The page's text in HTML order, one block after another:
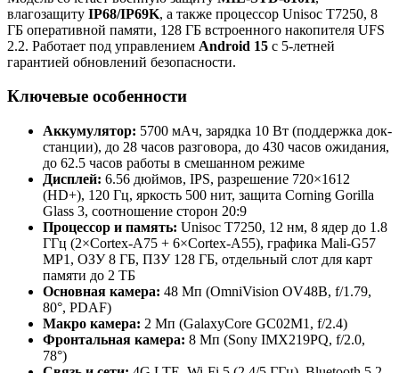
влагозащиту IP68/IP69K, а также процессор Unisoc T7250, 8
ГБ оперативной памяти, 128 ГБ встроенного накопителя UFS
2.2. Работает под управлением Android 15 с 5-летней
гарантией обновлений безопасности.
Ключевые особенности
Аккумулятор: 5700 мАч, зарядка 10 Вт (поддержка док-
станции), до 28 часов разговора, до 430 часов ожидания,
до 62.5 часов работы в смешанном режиме
Дисплей: 6.56 дюймов, IPS, разрешение 720×1612
(HD+), 120 Гц, яркость 500 нит, защита Corning Gorilla
Glass 3, соотношение сторон 20:9
Процессор и память: Unisoc T7250, 12 нм, 8 ядер до 1.8
ГГц (2×Cortex-A75 + 6×Cortex-A55), графика Mali-G57
MP1, ОЗУ 8 ГБ, ПЗУ 128 ГБ, отдельный слот для карт
памяти до 2 ТБ
Основная камера: 48 Мп (OmniVision OV48B, f/1.79,
80°, PDAF)
Макро камера: 2 Мп (GalaxyCore GC02M1, f/2.4)
Фронтальная камера: 8 Мп (Sony IMX219PQ, f/2.0,
78°)